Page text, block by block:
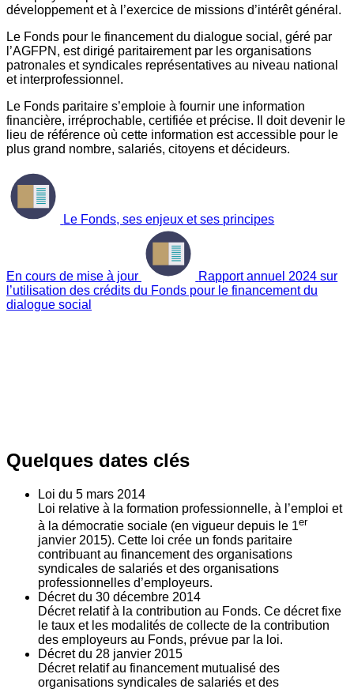
développement et à l’exercice de missions d’intérêt général.
Le Fonds pour le financement du dialogue social, géré par
l’AGFPN, est dirigé paritairement par les organisations
patronales et syndicales représentatives au niveau national
et interprofessionnel.
Le Fonds paritaire s’emploie à fournir une information
financière, irréprochable, certifiée et précise. Il doit devenir le
lieu de référence où cette information est accessible pour le
plus grand nombre, salariés, citoyens et décideurs.
Le Fonds, ses enjeux et ses principes
En cours de mise à jour
Rapport annuel 2024 sur
l’utilisation des crédits du Fonds pour le financement du
dialogue social
Quelques dates clés
Loi du 5 mars 2014
Loi relative à la formation professionnelle, à l’emploi et
à la démocratie sociale (en vigueur depuis le 1er
janvier 2015). Cette loi crée un fonds paritaire
contribuant au financement des organisations
syndicales de salariés et des organisations
professionnelles d’employeurs.
Décret du 30 décembre 2014
Décret relatif à la contribution au Fonds. Ce décret fixe
le taux et les modalités de collecte de la contribution
des employeurs au Fonds, prévue par la loi.
Décret du 28 janvier 2015
Décret relatif au financement mutualisé des
organisations syndicales de salariés et des